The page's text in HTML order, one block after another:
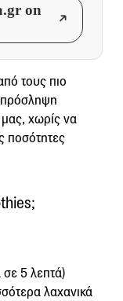
on
τους πιο
χωρίς να
ποσότητες
σε 5 λεπτά)
λαχανικά